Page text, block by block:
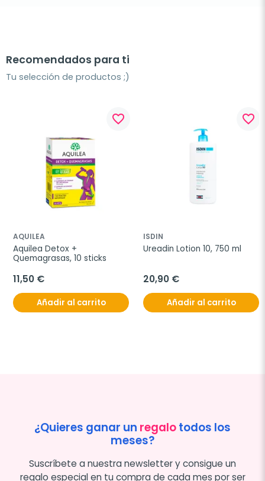
Recomendados para ti
Tu selección de productos ;)
favorite_border
AQUILEA
Aquilea Detox +
Quemagrasas, 10 sticks
11,50 €
Añadir al carrito
favorite_border
ISDIN
Ureadin Lotion 10, 750 ml
20,90 €
Añadir al carrito
¿Quieres ganar un regalotodos los
meses?
Suscríbete a nuestra newsletter y consigue un
regalo especial en tu compra de cada mes por ser